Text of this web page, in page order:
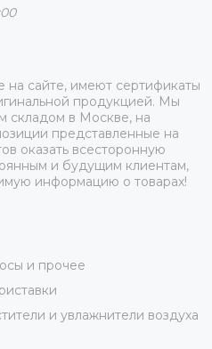
на сайте, имеют сертификаты
продукцией. Мы
складом в Москве, на
представленные на
оказать всесторонную
и будущим клиентам,
информацию о товарах!
и прочее
и увлажнители воздуха